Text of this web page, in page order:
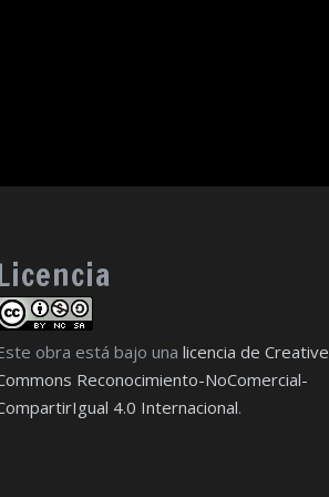
obra está bajo una licencia de Creative
Reconocimiento-NoComercial-
4.0 Internacional.